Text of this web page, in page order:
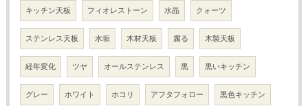
キッチン天板 フィオレストーン 水晶 クォーツ
ステンレス天板 水垢 木材天板 腐る 木製天板
経年変化 ツヤ オールステンレス 黒 黒いキッチン
グレー ホワイト ホコリ アフタフォロー 黒色キッチン